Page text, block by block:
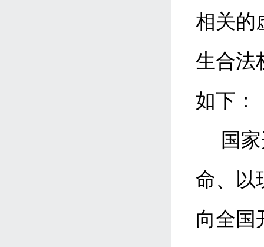
相关的
生合法
如下：
国
命、以
向全国